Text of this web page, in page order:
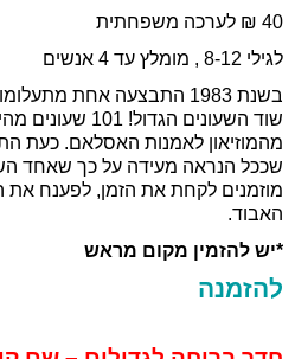
40 ₪ לערכה משפחתית
לגילי 8-12 , מומלץ עד 4 אנשים
בשנת 1983 התבצעה אחת
שוד השעונים
מהמוזיאון לאמנות האסלאם. כעת
שככל הנראה מעידה על כך שאחד
מוזמנים לקחת את הזמן, לפענח את
האבוד.
*יש להזמין מקום מראש
להזמנה